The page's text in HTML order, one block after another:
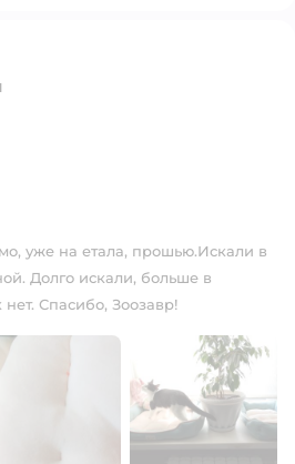
уже на етала, прошью.Искали в
Долго искали, больше в
Спасибо, Зоозавр!